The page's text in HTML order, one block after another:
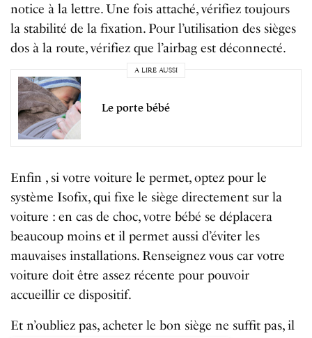
notice à la lettre. Une fois attaché, vérifiez toujours
la stabilité de la fixation. Pour l’utilisation des sièges
dos à la route, vérifiez que l’airbag est déconnecté.
A LIRE AUSSI
Le porte bébé
Enfin , si votre voiture le permet, optez pour le
système Isofix, qui fixe le siège directement sur la
voiture : en cas de choc, votre bébé se déplacera
beaucoup moins et il permet aussi d’éviter les
mauvaises installations. Renseignez vous car votre
voiture doit être assez récente pour pouvoir
accueillir ce dispositif.
Et n’oubliez pas, acheter le bon siège ne suffit pas, il